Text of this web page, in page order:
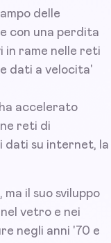
delle
con una perdita
in rame nelle reti
dati a velocita'
accelerato
reti di
dati su internet, la
il suo sviluppo
vetro e nei
negli anni '70 e